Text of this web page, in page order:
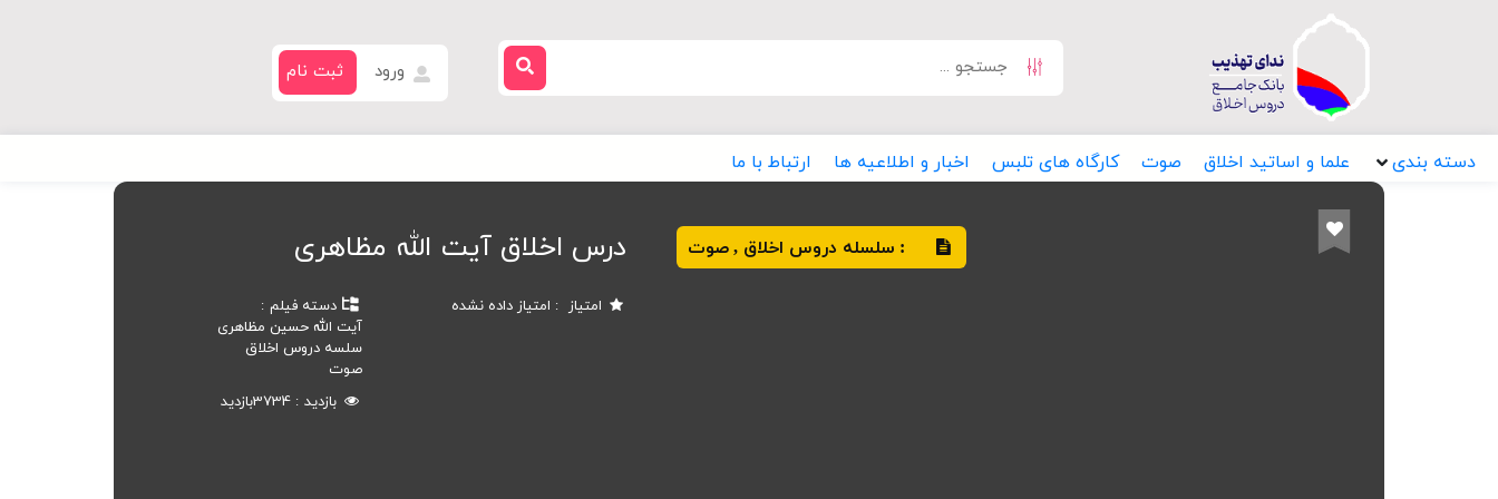
ورود ثبت نام
دسته بندی علما و اساتید اخلاق صوت کارگاه های تلبس اخبار و اطلاعیه ها ارتباط با ما
: سلسله دروس اخلاق , صوت درس اخلاق آیت الله مظاهری
امتیاز امتیاز داده نشده
دسته فیلم
آیت الله حسین مظاهری
سلسه دروس اخلاق
صوت
بازدید
3734بازدید